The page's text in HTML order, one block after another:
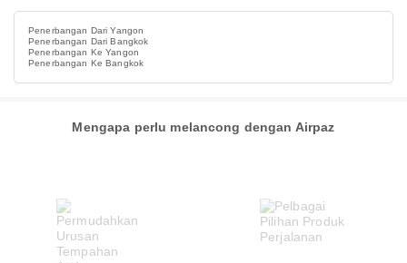
Penerbangan Dari Yangon
Penerbangan Dari Bangkok
Penerbangan Ke Yangon
Penerbangan Ke Bangkok
Mengapa perlu melancong dengan Airpaz